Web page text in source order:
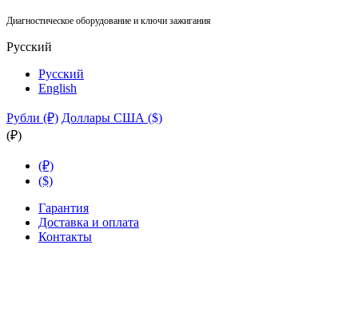
Диагностическое оборудование и ключи зажигания
Русский
Русский
English
Рубли (₽) Доллары США ($)
(₽)
(₽)
($)
Гарантия
Доставка и оплата
Контакты